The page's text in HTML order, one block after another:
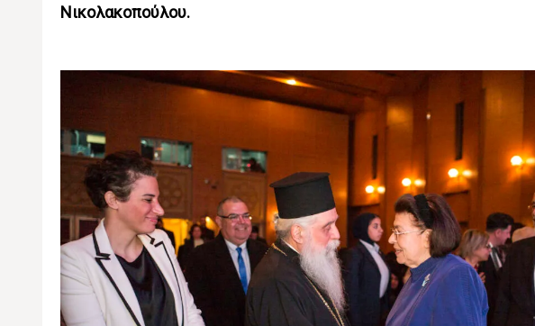
Νικολακοπούλου.